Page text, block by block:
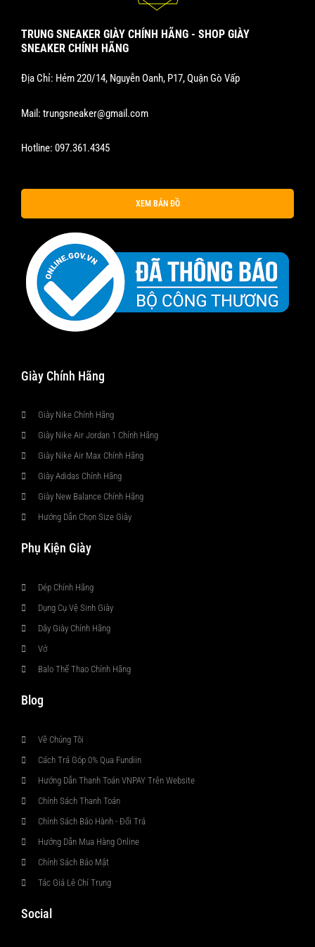
TRUNG SNEAKER GIÀY CHÍNH HÃNG - SHOP GIÀY
SNEAKER CHÍNH HÃNG
Địa Chỉ: Hẻm 220/14, Nguyễn Oanh, P17, Quận Gò Vấp
Mail: trungsneaker@gmail.com
Hotline: 097.361.4345
XEM BẢN ĐỒ
Giày Chính Hãng
Giày Nike Chính Hãng
Giày Nike Air Jordan 1 Chính Hãng
Giày Nike Air Max Chính Hãng
Giày Adidas Chính Hãng
Giày New Balance Chính Hãng
Hướng Dẫn Chọn Size Giày
Phụ Kiện Giày
Dép Chính Hãng
Dụng Cụ Vệ Sinh Giày
Dây Giày Chính Hãng
Vớ
Balo Thể Thao Chính Hãng
Blog
Về Chúng Tôi
Cách Trả Góp 0% Qua Fundiin
Hướng Dẫn Thanh Toán VNPAY Trên Website
Chính Sách Thanh Toán
Chính Sách Bảo Hành - Đổi Trả
Hướng Dẫn Mua Hàng Online
Chính Sách Bảo Mật
Tác Giả Lê Chí Trung
Social